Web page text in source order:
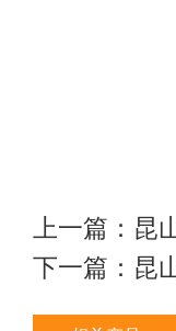
上一篇： 昆
下一篇： 昆